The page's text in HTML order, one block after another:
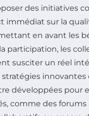
des initiatives
immédiat sur la
en avant les
participation, les
susciter un réel
stratégies
développées pour
comme des forums